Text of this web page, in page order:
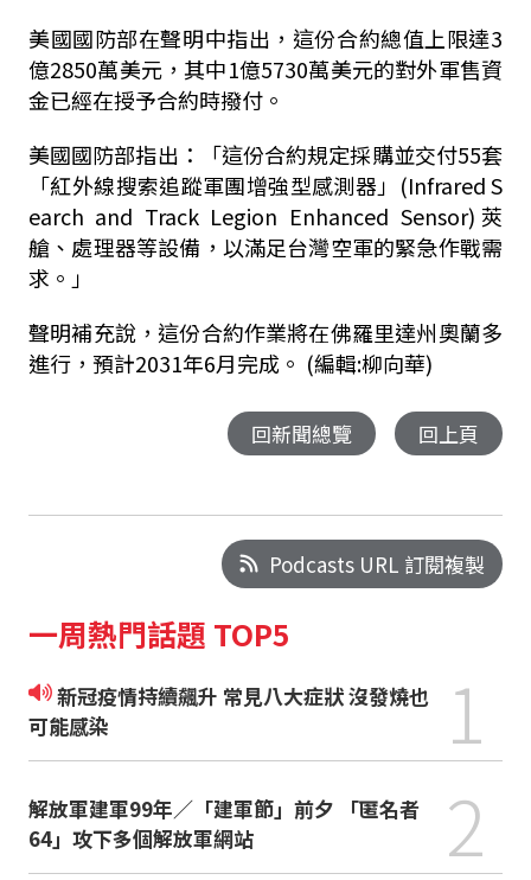
美國國防部在聲明中指出，這份合約總值上限達3
億2850萬美元，其中1億5730萬美元的對外軍售資
金已經在授予合約時撥付。
美國國防部指出：「這份合約規定採購並交付55套
「紅外線搜索追蹤軍團增強型感測器」(Infrared S
earch and Track Legion Enhanced Sensor)莢
艙、處理器等設備，以滿足台灣空軍的緊急作戰需
求。」
聲明補充說，這份合約作業將在佛羅里達州奧蘭多
進行，預計2031年6月完成。 (編輯:柳向華)
回新聞總覽 回上頁
Podcasts URL 訂閱複製
一周熱門話題 TOP5
新冠疫情持續飆升 常見八大症狀 沒發燒也
可能感染
1
解放軍建軍99年／「建軍節」前夕 「匿名者
64」攻下多個解放軍網站
2